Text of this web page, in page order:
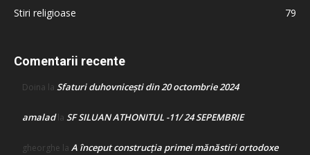
Stiri religioase
79
Comentarii recente
Doina la Sfaturi duhovnicești din 20 octombrie 2024
amaladla SF SILUAN ATHONITUL -11/ 24 SEPEMBRIE
gheorghe la A început construcţia primei mănăstiri ortodoxe